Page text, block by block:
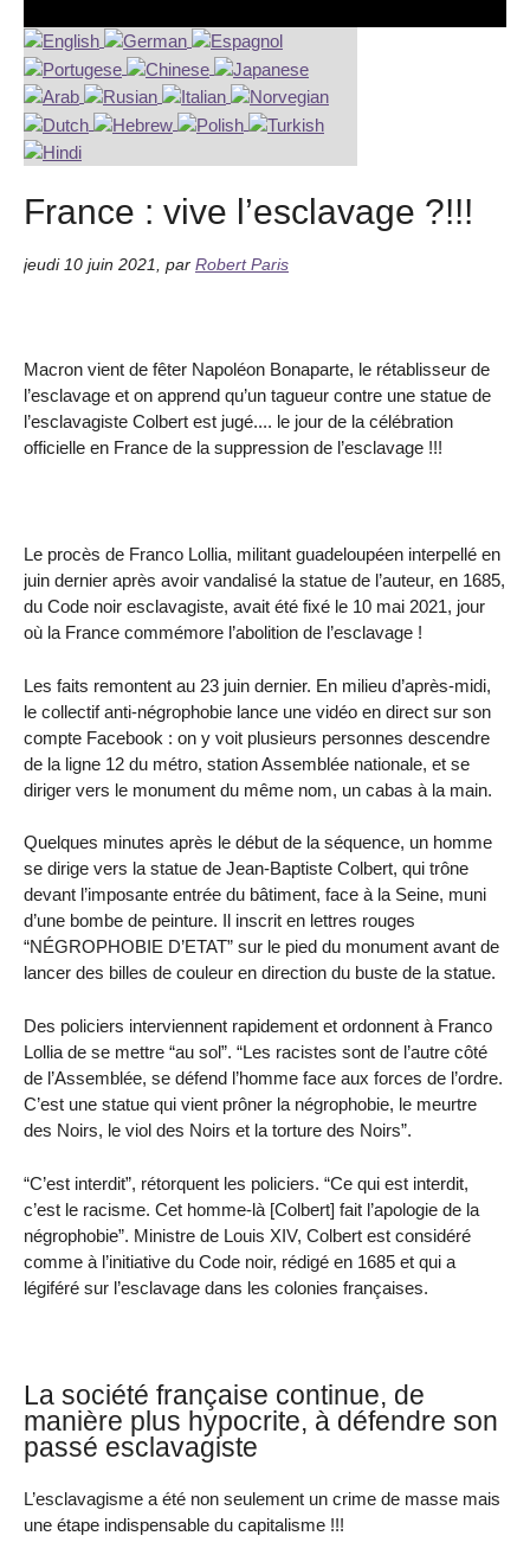
France : vive l’esclavage ?!!!
jeudi 10 juin 2021 par Robert Paris
Macron vient de fêter Napoléon Bonaparte, le rétablisseur de
l’esclavage et on apprend qu’un tagueur contre une statue de
l’esclavagiste Colbert est jugé.... le jour de la célébration
officielle en France de la suppression de l’esclavage !!!
Le procès de Franco Lollia, militant guadeloupéen interpellé en
juin dernier après avoir vandalisé la statue de l’auteur, en 1685,
du Code noir esclavagiste, avait été fixé le 10 mai 2021, jour
où la France commémore l’abolition de l’esclavage !
Les faits remontent au 23 juin dernier. En milieu d’après-midi,
le collectif anti-négrophobie lance une vidéo en direct sur son
compte Facebook : on y voit plusieurs personnes descendre
de la ligne 12 du métro, station Assemblée nationale, et se
diriger vers le monument du même nom, un cabas à la main.
Quelques minutes après le début de la séquence, un homme
se dirige vers la statue de Jean-Baptiste Colbert, qui trône
devant l’imposante entrée du bâtiment, face à la Seine, muni
d’une bombe de peinture. Il inscrit en lettres rouges
“NÉGROPHOBIE D’ETAT” sur le pied du monument avant de
lancer des billes de couleur en direction du buste de la statue.
Des policiers interviennent rapidement et ordonnent à Franco
Lollia de se mettre “au sol”. “Les racistes sont de l’autre côté
de l’Assemblée, se défend l’homme face aux forces de l’ordre.
C’est une statue qui vient prôner la négrophobie, le meurtre
des Noirs, le viol des Noirs et la torture des Noirs”.
“C’est interdit”, rétorquent les policiers. “Ce qui est interdit,
c’est le racisme. Cet homme-là [Colbert] fait l’apologie de la
négrophobie”. Ministre de Louis XIV, Colbert est considéré
comme à l’initiative du Code noir, rédigé en 1685 et qui a
légiféré sur l’esclavage dans les colonies françaises.
La société française continue, de
manière plus hypocrite, à défendre son
passé esclavagiste
L’esclavagisme a été non seulement un crime de masse mais
une étape indispensable du capitalisme !!!